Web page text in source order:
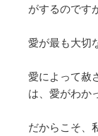
がするのです
愛が最も大切
愛によって赦
は、愛がわか
だからこそ、